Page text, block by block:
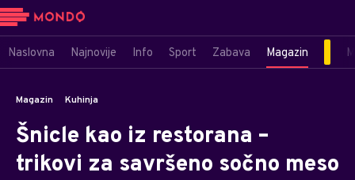
Naslovna Najnovije Info Sport Zabava Magazin
Magazin Kuhinja
Šnicle kao iz restorana –
trikovi za savršeno sočno meso